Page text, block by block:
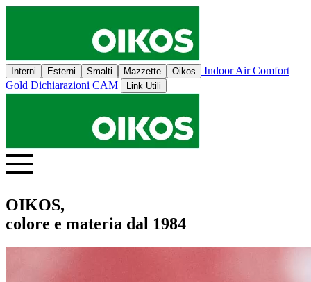
Interni Esterni Smalti Mazzette Oikos
Indoor Air Comfort
Gold Dichiarazioni CAM Link Utili
OIKOS,
colore e materia dal 1984